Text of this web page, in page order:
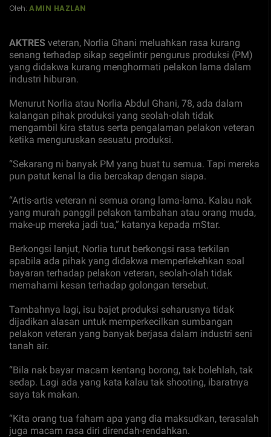
Oleh: AMIN HAZLAN
AKTRES veteran, Norlia Ghani meluahkan rasa kurang
senang terhadap sikap segelintir pengurus produksi (PM)
yang didakwa kurang menghormati pelakon lama dalam
industri hiburan.
Menurut Norlia atau Norlia Abdul Ghani, 78, ada dalam
kalangan pihak produksi yang seolah-olah tidak
mengambil kira status serta pengalaman pelakon veteran
ketika menguruskan sesuatu produksi.
“Sekarang ni banyak PM yang buat tu semua. Tapi mereka
pun patut kenal la dia bercakap dengan siapa.
“Artis-artis veteran ni semua orang lama-lama. Kalau nak
yang murah panggil pelakon tambahan atau orang muda,
make-up mereka jadi tua,” katanya kepada mStar.
Berkongsi lanjut, Norlia turut berkongsi rasa terkilan
apabila ada pihak yang didakwa memperlekehkan soal
bayaran terhadap pelakon veteran, seolah-olah tidak
memahami kesan terhadap golongan tersebut.
Tambahnya lagi, isu bajet produksi seharusnya tidak
dijadikan alasan untuk memperkecilkan sumbangan
pelakon veteran yang banyak berjasa dalam industri seni
tanah air.
“Bila nak bayar macam kentang borong, tak bolehlah, tak
sedap. Lagi ada yang kata kalau tak shooting, ibaratnya
saya tak makan.
“Kita orang tua faham apa yang dia maksudkan, terasalah
juga macam rasa diri direndah-rendahkan.